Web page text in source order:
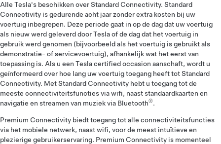
Alle Tesla's beschikken over Standard Connectivity. Standard
Connectivity is gedurende acht jaar zonder extra kosten bij uw
voertuig inbegrepen. Deze periode gaat in op de dag dat uw voertuig
als nieuw werd geleverd door Tesla of de dag dat het voertuig in
gebruik werd genomen (bijvoorbeeld als het voertuig is gebruikt als
demonstratie- of servicevoertuig), afhankelijk wat het eerst van
toepassing is. Als u een Tesla certified occasion aanschaft, wordt u
geïnformeerd over hoe lang uw voertuig toegang heeft tot Standard
Connectivity. Met Standard Connectivity hebt u toegang tot de
meeste connectiviteitsfuncties via wifi, naast standaardkaarten en
navigatie en streamen van muziek via Bluetooth®.
Premium Connectivity biedt toegang tot alle connectiviteitsfuncties
via het mobiele netwerk, naast wifi, voor de meest intuïtieve en
plezierige gebruikerservaring. Premium Connectivity is momenteel